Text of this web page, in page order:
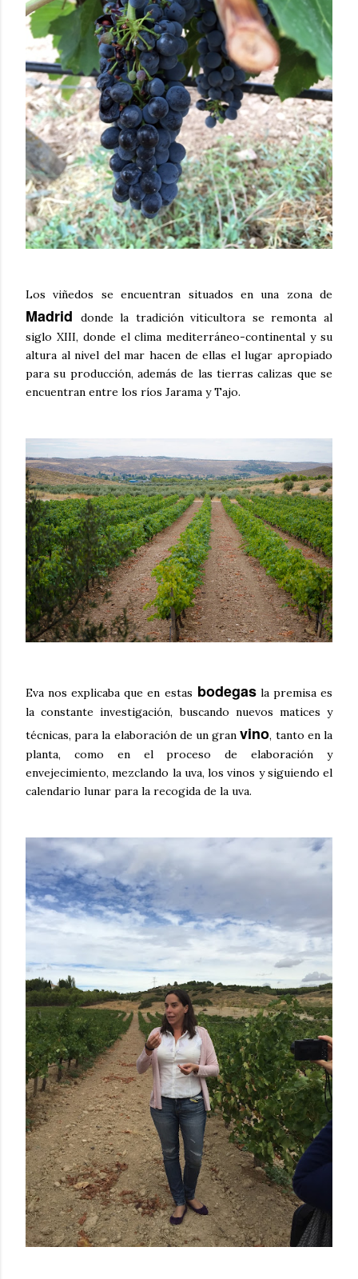
Los viñedos se encuentran situados en una zona de
Madrid
donde la tradición viticultora se remonta al
siglo XIII, donde el clima mediterráneo-continental y su
altura al nivel del mar hacen de ellas el lugar apropiado
para su producción, además de las tierras calizas que se
encuentran entre los ríos Jarama y Tajo.
Eva nos explicaba que en estas bodegasla premisa es
la constante investigación, buscando nuevos matices y
técnicas, para la elaboración de un granvino, tanto en la
planta, como en el proceso de elaboración y
envejecimiento, mezclando la uva, los vinos y siguiendo el
calendario lunar para la recogida de la uva.